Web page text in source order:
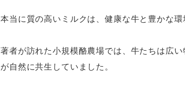
本当に質の高いミルクは、健康な牛と豊かな環
著者が訪れた小規模酪農場では、牛たちは広
が自然に共生していました。